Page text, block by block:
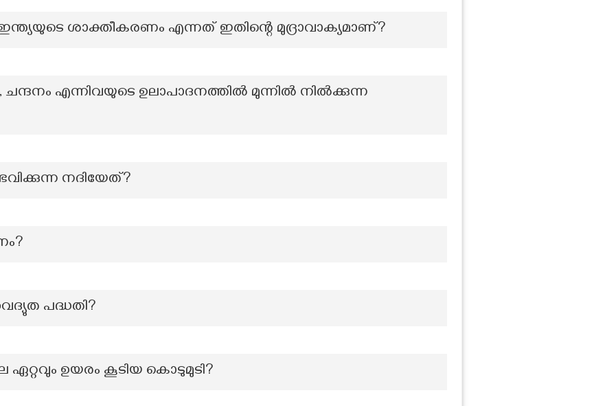
ശാക്തീകരണം എന്നത് ഇതിന്റെ മുദ്രാവാക്യമാണ്?
ചന്ദനം എന്നിവയുടെ ഉലാപാദനത്തില്‍ മുന്നില്‍ നില്‍ക്കുന്ന
നദിയേത്?
പദ്ധതി?
ഏറ്റവും ഉയരം കൂടിയ കൊടുമുടി?